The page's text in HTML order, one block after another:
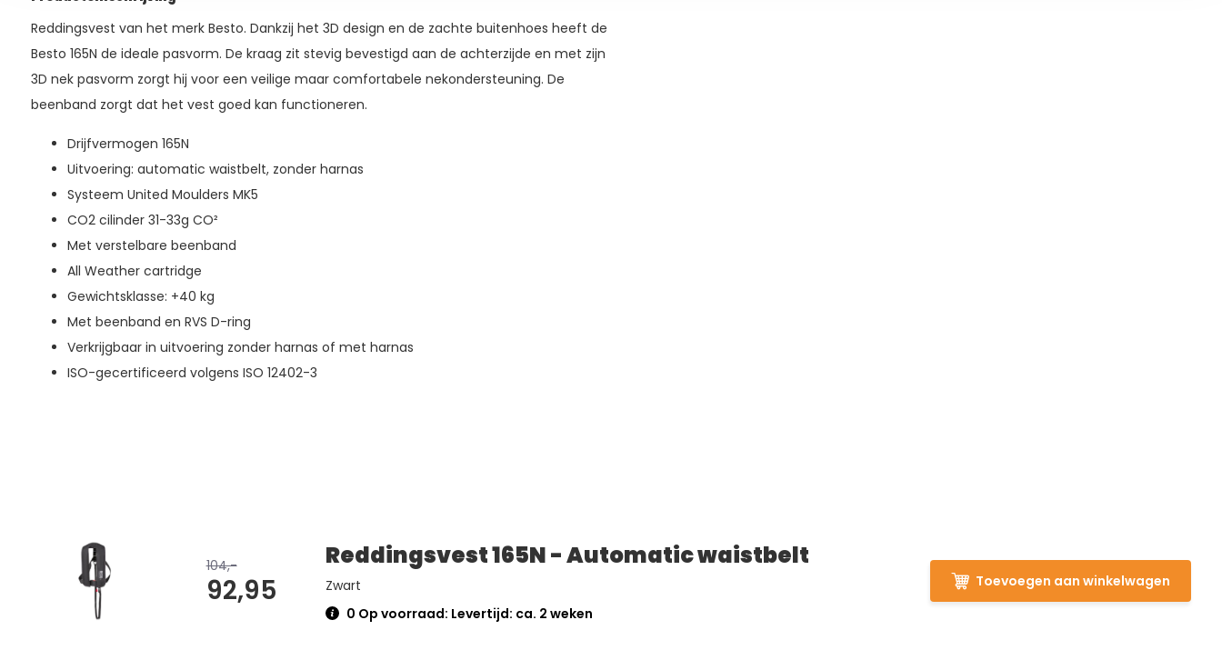
Reddingsvest van het merk Besto. Dankzij het 3D design en de zachte buitenhoes heeft de
Besto 165N de ideale pasvorm. De kraag zit stevig bevestigd aan de achterzijde en met zijn
3D nek pasvorm zorgt hij voor een veilige maar comfortabele nekondersteuning. De
beenband zorgt dat het vest goed kan functioneren.
Drijfvermogen 165N
Uitvoering: automatic waistbelt, zonder harnas
Systeem United Moulders MK5
CO2 cilinder 31-33g CO²
Met verstelbare beenband
All Weather cartridge
Gewichtsklasse: +40 kg
Met beenband en RVS D-ring
Verkrijgbaar in uitvoering zonder harnas of met harnas
ISO-gecertificeerd volgens ISO 12402-3
104,-
92,95
Reddingsvest 165N - Automatic waistbelt
Zwart
0 Op voorraad: Levertijd: ca. 2 weken
Toevoegen aan winkelwagen